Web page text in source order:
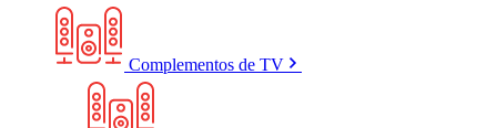
Complementos de TV